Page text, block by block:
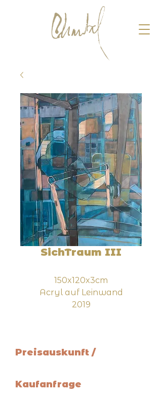
SichTraum III
150x120x3cm
Acryl auf Leinwand
2019
Preisauskunft /
Kaufanfrage